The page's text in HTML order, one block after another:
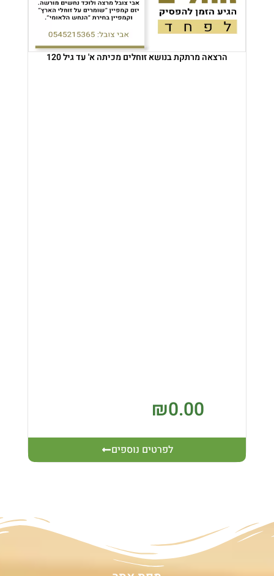
הרצאה מרתקת בנושא זוחלים מכיתה א' עד גיל 120
₪0.00
לפרטים נוספים